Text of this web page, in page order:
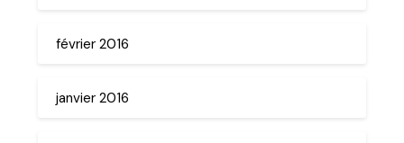
février 2016
janvier 2016